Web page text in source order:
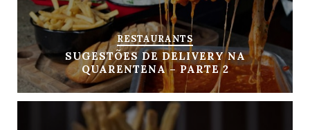
RESTAURANTS
SUGESTÕES DE DELIVERY NA
QUARENTENA – PARTE 2